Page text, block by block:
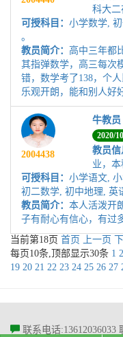
科大二
可授科目： 小学数学,
。
教员简介： 高中三年都
其指弹数学，高三每次
错，数学考了138，个
乐观开朗，能和别人好
2004438
牛教员
2020/
教员信
业，本
可授科目： 小学语文,
初二数学, 初中地理, 英
教员简介： 本人活泼开
子有耐心有信心，有过
当前第18页 首页 上一页
每页 10条,顶部显示30条 1 2
19 20 21 22 23 24 25 26 27
联系电话:13612036033